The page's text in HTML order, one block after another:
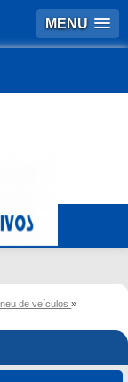
MENU
de veículos»